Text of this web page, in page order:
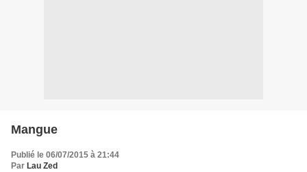
Mangue
Publié le 06/07/2015 à 21:44
Par Lau Zed